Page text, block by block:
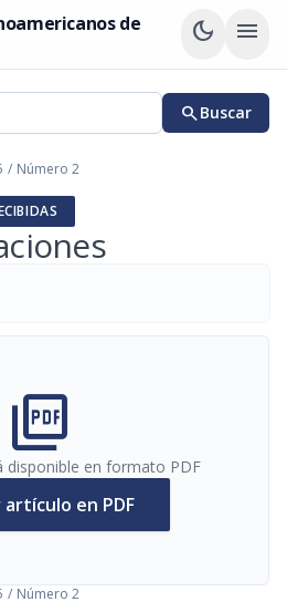
de
dark_mode menu
searchBuscar
/ Número 2
picture_as_pdf
disponible en formato PDF
artículo en PDF
/ Número 2